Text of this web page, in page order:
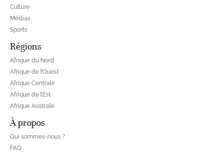
Culture
Médias
Sports
Régions
Afrique du Nord
Afrique de l’Ouest
Afrique Centrale
Afrique de l’Est
Afrique Australe
À propos
Qui sommes-nous ?
FAQ